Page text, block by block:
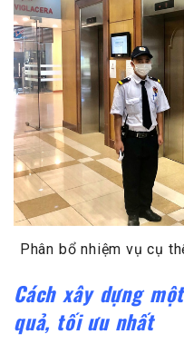
Phân bổ nhiệm vụ cụ
Cách xây dựng
quả, tối ưu nhất